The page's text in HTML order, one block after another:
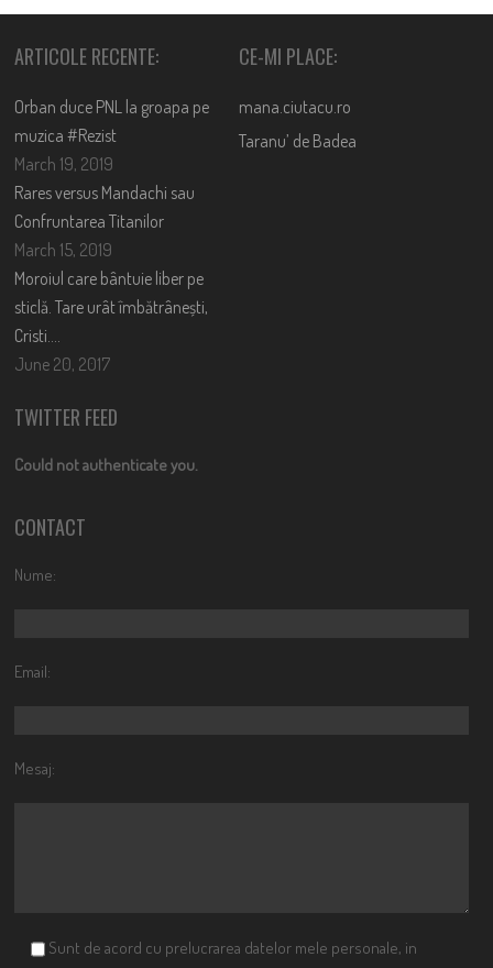
ARTICOLE RECENTE:
Orban duce PNL la groapa pe
muzica #Rezist
March 19, 2019
Rares versus Mandachi sau
Confruntarea Titanilor
March 15, 2019
Moroiul care bântuie liber pe
sticlă. Tare urât îmbătrânești,
Cristi….
June 20, 2017
CE-MI PLACE:
mana.ciutacu.ro
Taranu’ de Badea
TWITTER FEED
Could not authenticate you.
CONTACT
Nume:
Email:
Mesaj:
Sunt de acord cu prelucrarea datelor mele personale, in